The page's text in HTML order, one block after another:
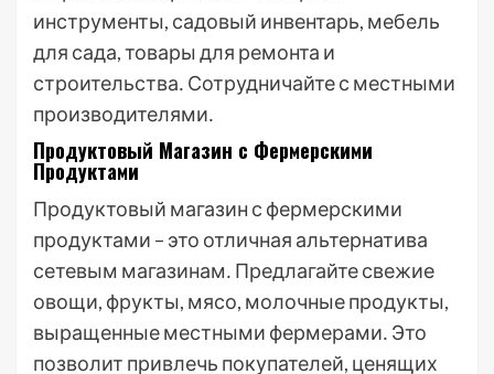
инструменты, садовый инвентарь, мебель
для сада, товары для ремонта и
строительства․ Сотрудничайте с местными
производителями․
Продуктовый Магазин с Фермерскими
Продуктами
Продуктовый магазин с фермерскими
продуктами – это отличная альтернатива
сетевым магазинам․ Предлагайте свежие
овощи, фрукты, мясо, молочные продукты,
выращенные местными фермерами․ Это
позволит привлечь покупателей, ценящих